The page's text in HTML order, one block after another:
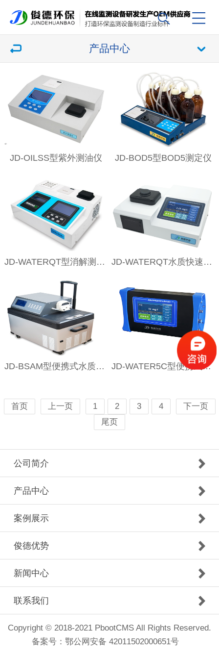
产品中心
JD-OILSS型紫外测油仪 JD-BOD5型BOD5测定仪
JD-WATERQT型消解测定一体式水质测定仪 JD-WATERQT水质快速测定仪（升级款）
JD-BSAM型便携式水质等比例采样器 JD-WATER5C型便携式水质常规五参数检测仪
首页 上一页 1 2 3 4
下一页
尾页
公司简介
产品中心
案例展示
俊德优势
新闻中心
联系我们
Copyright © 2018-2021 PbootCMS All Rights Reserved.
备案号： 鄂公网安备 42011502000651号